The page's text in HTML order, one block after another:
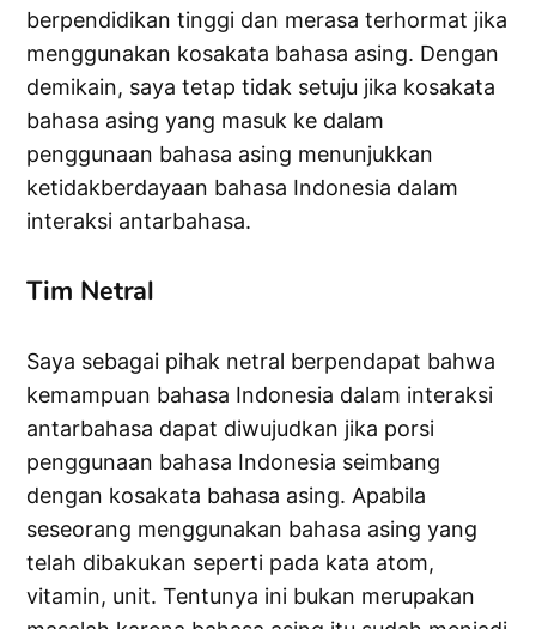
berpendidikan tinggi dan merasa terhormat jika
menggunakan kosakata bahasa asing. Dengan
demikain, saya tetap tidak setuju jika kosakata
bahasa asing yang masuk ke dalam
penggunaan bahasa asing menunjukkan
ketidakberdayaan bahasa Indonesia dalam
interaksi antarbahasa.
Tim Netral
Saya sebagai pihak netral berpendapat bahwa
kemampuan bahasa Indonesia dalam interaksi
antarbahasa dapat diwujudkan jika porsi
penggunaan bahasa Indonesia seimbang
dengan kosakata bahasa asing. Apabila
seseorang menggunakan bahasa asing yang
telah dibakukan seperti pada kata atom,
vitamin, unit. Tentunya ini bukan merupakan